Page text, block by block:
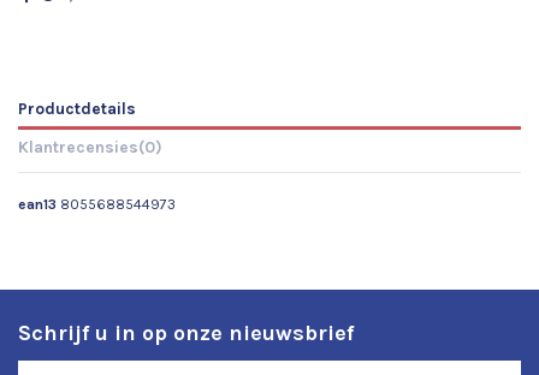
Productdetails
Klantrecensies(0)
ean13 8055688544973
Schrijf u in op onze nieuwsbrief